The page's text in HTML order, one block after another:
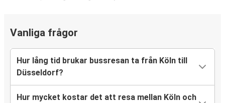
Vanliga frågor
Hur lång tid brukar bussresan ta från Köln till
Düsseldorf?
Hur mycket kostar det att resa mellan Köln och